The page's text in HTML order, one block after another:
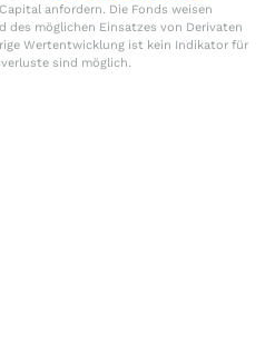
anfordern. Die Fonds weisen
des möglichen Einsatzes von Derivaten
Wertentwicklung ist kein Indikator für
sind möglich.